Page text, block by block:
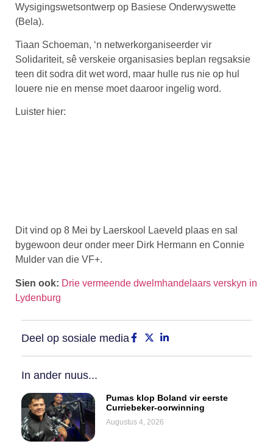
Wysigingswetsontwerp op Basiese Onderwyswette
(Bela).
Tiaan Schoeman, ‘n netwerkorganiseerder vir
Solidariteit, sê verskeie organisasies beplan regsaksie
teen dit sodra dit wet word, maar hulle rus nie op hul
louere nie en mense moet daaroor ingelig word.
Luister hier:
Dit vind op 8 Mei by Laerskool Laeveld plaas en sal
bygewoon deur onder meer Dirk Hermann en Connie
Mulder van die VF+.
Sien ook: Drie vermeende dwelmhandelaars verskyn in
Lydenburg
Deel op sosiale media
In ander nuus...
Pumas klop Boland vir eerste
Curriebeker-oorwinning
Augustus 4, 2026